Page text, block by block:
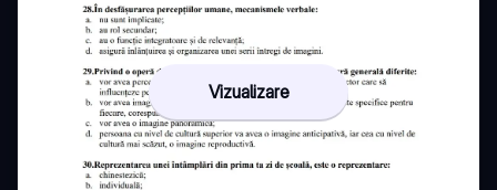
Vizualizare